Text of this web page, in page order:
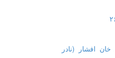
افشار (نادر